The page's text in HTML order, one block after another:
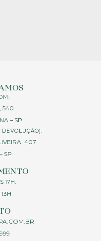
540
– SP
407
SP
17H.